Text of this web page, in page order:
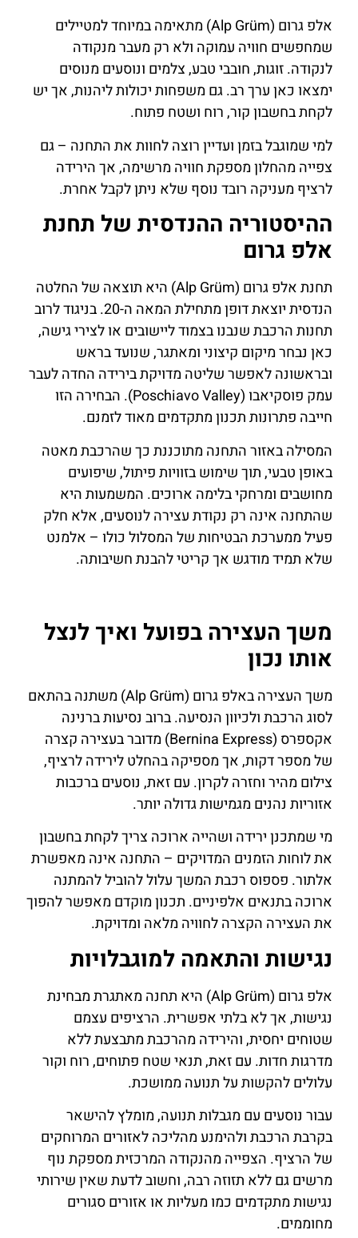
אלפ גרום (Alp Grüm) מתאימה במיוחד למטיילים
שמחפשים חוויה עמוקה ולא רק מעבר מנקודה
לנקודה. זוגות, חובבי טבע, צלמים ונוסעים מנוסים
ימצאו כאן ערך רב. גם משפחות יכולות ליהנות, אך יש
לקחת בחשבון קור, רוח ושטח פתוח.
למי שמוגבל בזמן ועדיין רוצה לחוות את התחנה – גם
צפייה מהחלון מספקת חוויה מרשימה, אך הירידה
לרציף מעניקה רובד נוסף שלא ניתן לקבל אחרת.
ההיסטוריה ההנדסית של תחנת
אלפ גרום
תחנת אלפ גרום (Alp Grüm) היא תוצאה של החלטה
הנדסית יוצאת דופן מתחילת המאה ה-20. בניגוד לרוב
תחנות הרכבת שנבנו בצמוד ליישובים או לצירי גישה,
כאן נבחר מיקום קיצוני ומאתגר, שנועד בראש
ובראשונה לאפשר שליטה מדויקת בירידה החדה לעבר
עמק פוסקיאבו (Poschiavo Valley). הבחירה הזו
חייבה פתרונות תכנון מתקדמים מאוד לזמנם.
המסילה באזור התחנה מתוכננת כך שהרכבת מאטה
באופן טבעי, תוך שימוש בזוויות פיתול, שיפועים
מחושבים ומרחקי בלימה ארוכים. המשמעות היא
שהתחנה אינה רק נקודת עצירה לנוסעים, אלא חלק
פעיל ממערכת הבטיחות של המסלול כולו – אלמנט
שלא תמיד מודגש אך קריטי להבנת חשיבותה.
משך העצירה בפועל ואיך לנצל
אותו נכון
משך העצירה באלפ גרום (Alp Grüm) משתנה בהתאם
לסוג הרכבת ולכיוון הנסיעה. ברוב נסיעות ברנינה
אקספרס (Bernina Express) מדובר בעצירה קצרה
של מספר דקות, אך מספיקה בהחלט לירידה לרציף,
צילום מהיר וחזרה לקרון. עם זאת, נוסעים ברכבות
אזוריות נהנים מגמישות גדולה יותר.
מי שמתכנן ירידה ושהייה ארוכה צריך לקחת בחשבון
את לוחות הזמנים המדויקים – התחנה אינה מאפשרת
אלתור. פספוס רכבת המשך עלול להוביל להמתנה
ארוכה בתנאים אלפיניים. תכנון מוקדם מאפשר להפוך
את העצירה הקצרה לחוויה מלאה ומדויקת.
נגישות והתאמה למוגבלויות
אלפ גרום (Alp Grüm) היא תחנה מאתגרת מבחינת
נגישות, אך לא בלתי אפשרית. הרציפים עצמם
שטוחים יחסית, והירידה מהרכבת מתבצעת ללא
מדרגות חדות. עם זאת, תנאי שטח פתוחים, רוח וקור
עלולים להקשות על תנועה ממושכת.
עבור נוסעים עם מגבלות תנועה, מומלץ להישאר
בקרבת הרכבת ולהימנע מהליכה לאזורים המרוחקים
של הרציף. הצפייה מהנקודה המרכזית מספקת נוף
מרשים גם ללא תזוזה רבה, וחשוב לדעת שאין שירותי
נגישות מתקדמים כמו מעליות או אזורים סגורים
מחוממים.